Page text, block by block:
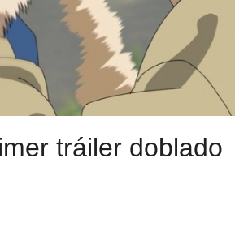
tráiler doblado